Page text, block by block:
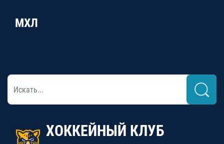
МХЛ
ХОККЕЙНЫЙ КЛУБ